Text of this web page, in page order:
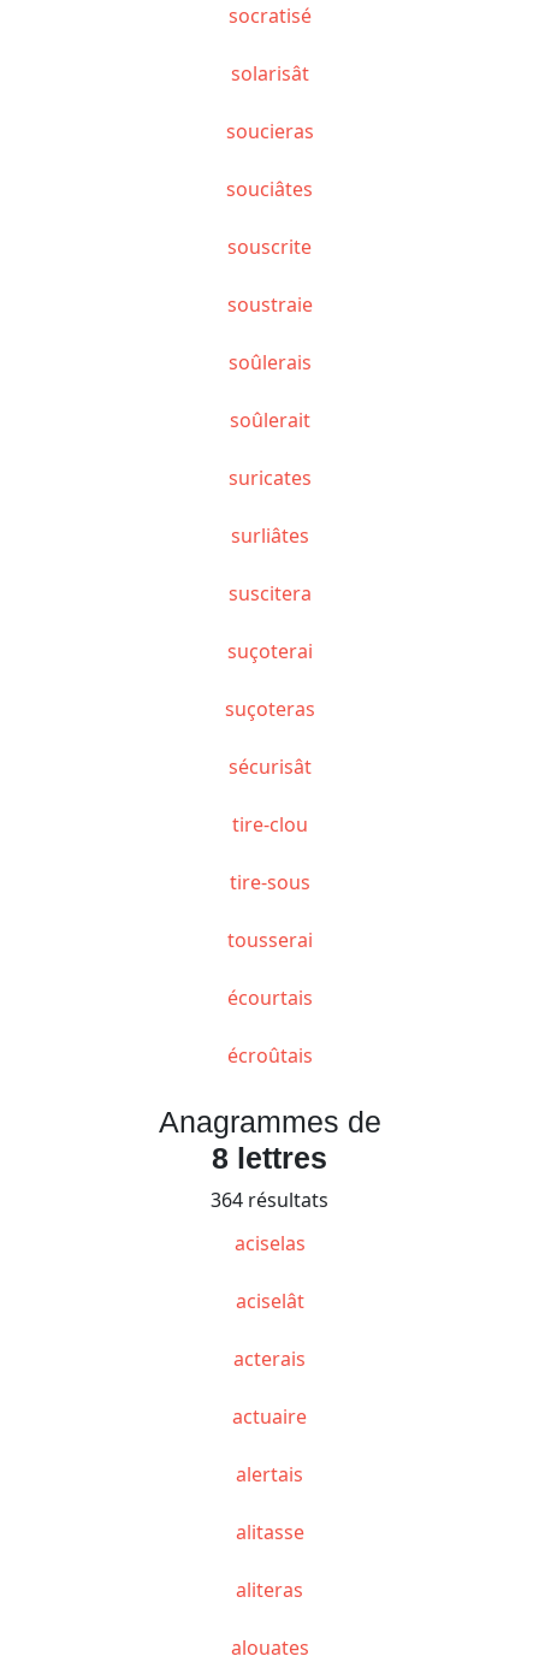
socratisé
solarisât
soucieras
souciâtes
souscrite
soustraie
soûlerais
soûlerait
suricates
surliâtes
suscitera
suçoterai
suçoteras
sécurisât
tire-clou
tire-sous
tousserai
écourtais
écroûtais
Anagrammes de
8 lettres
364 résultats
aciselas
aciselât
acterais
actuaire
alertais
alitasse
aliteras
alouates